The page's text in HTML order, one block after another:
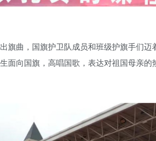
旗曲，国旗护卫队成员和班级护旗手们
面向国旗，高唱国歌，表达对祖国母亲的